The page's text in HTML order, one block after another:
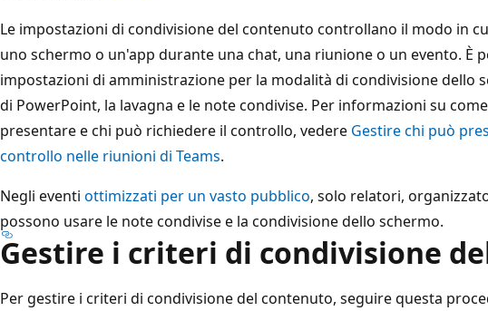
Le impostazioni di condivisione del contenuto controllano il modo in
uno schermo o un'app durante una chat, una riunione o un evento. È
impostazioni di amministrazione per la modalità di condivisione dello
di PowerPoint, la lavagna e le note condivise. Per informazioni su
presentare e chi può richiedere il controllo, vedere Gestire chi può
controllo nelle riunioni di Teams.
Negli eventi ottimizzati per un vasto pubblico, solo relatori,
possono usare le note condivise e la condivisione dello schermo.
Gestire i criteri di condivisione
Per gestire i criteri di condivisione del contenuto, seguire questa